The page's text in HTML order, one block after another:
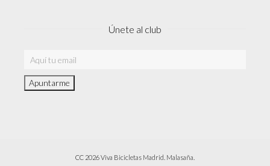
Únete al club
CC 2026 Viva Bicicletas Madrid. Malasaña.